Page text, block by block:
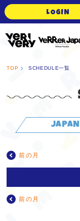
LOGIN
TOP SCHEDULE一覧
JAPAN
前の月
前の月